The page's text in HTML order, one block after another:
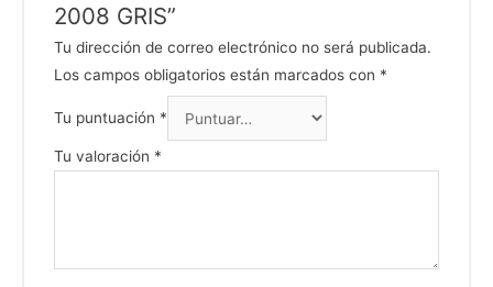
2008 GRIS”
Tu dirección de correo electrónico no será publicada.
Los campos obligatorios están marcados con *
Tu puntuación *
Tu valoración *